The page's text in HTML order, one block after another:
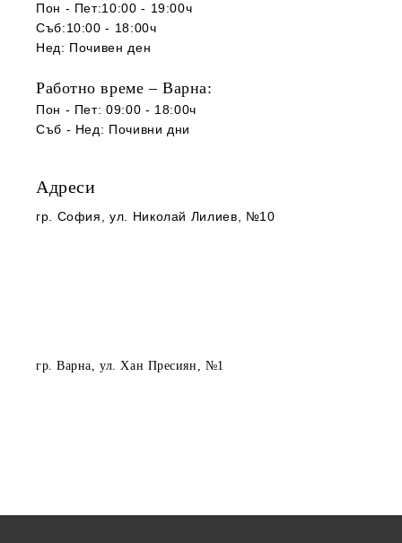
Пон - Пет:10:00 - 19:00ч
Съб:10:00 - 18:00ч
Нед: Почивен ден
Работно време – Варна:
Пон - Пет: 09:00 - 18:00ч
Съб - Нед: Почивни дни
Адреси
гр. София, ул. Николай Лилиев, №10
гр. Варна, ул. Хан Пресиян, №1